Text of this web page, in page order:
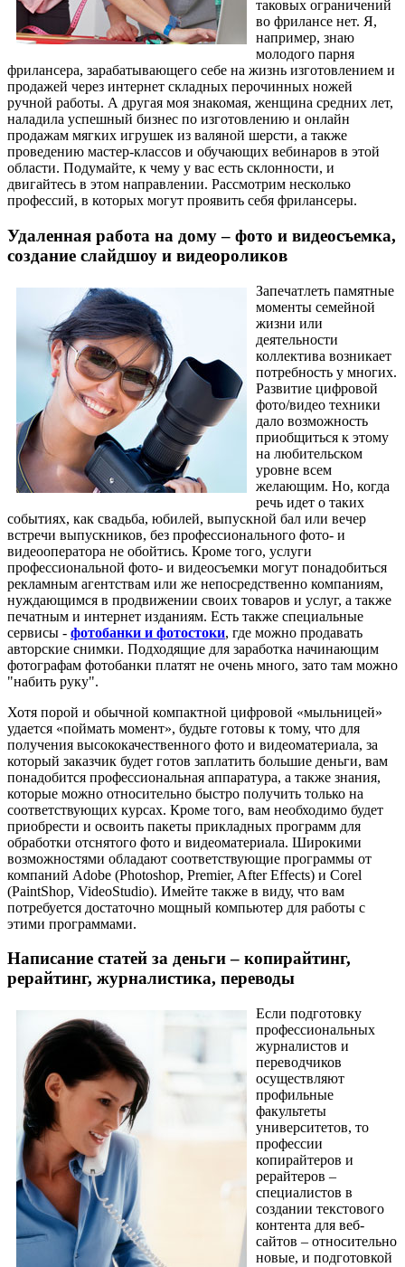
таковых ограничений
во фрилансе нет. Я,
например, знаю
молодого парня
фрилансера, зарабатывающего себе на жизнь изготовлением и
продажей через интернет складных перочинных ножей
ручной работы. А другая моя знакомая, женщина средних лет,
наладила успешный бизнес по изготовлению и онлайн
продажам мягких игрушек из валяной шерсти, а также
проведению мастер-классов и обучающих вебинаров в этой
области. Подумайте, к чему у вас есть склонности, и
двигайтесь в этом направлении. Рассмотрим несколько
профессий, в которых могут проявить себя фрилансеры.
Удаленная работа на дому – фото и видеосъемка,
создание слайдшоу и видеороликов
Запечатлеть памятные
моменты семейной
жизни или
деятельности
коллектива возникает
потребность у многих.
Развитие цифровой
фото/видео техники
дало возможность
приобщиться к этому
на любительском
уровне всем
желающим. Но, когда
речь идет о таких
событиях, как свадьба, юбилей, выпускной бал или вечер
встречи выпускников, без профессионального фото- и
видеооператора не обойтись. Кроме того, услуги
профессиональной фото- и видеосъемки могут понадобиться
рекламным агентствам или же непосредственно компаниям,
нуждающимся в продвижении своих товаров и услуг, а также
печатным и интернет изданиям. Есть также специальные
сервисы - фотобанки и фотостоки, где можно продавать
авторские снимки. Подходящие для заработка начинающим
фотографам фотобанки платят не очень много, зато там можно
"набить руку".
Хотя порой и обычной компактной цифровой «мыльницей»
удается «поймать момент», будьте готовы к тому, что для
получения высококачественного фото и видеоматериала, за
который заказчик будет готов заплатить большие деньги, вам
понадобится профессиональная аппаратура, а также знания,
которые можно относительно быстро получить только на
соответствующих курсах. Кроме того, вам необходимо будет
приобрести и освоить пакеты прикладных программ для
обработки отснятого фото и видеоматериала. Широкими
возможностями обладают соответствующие программы от
компаний Adobe (Photoshop, Premier, After Effects) и Corel
(PaintShop, VideoStudio). Имейте также в виду, что вам
потребуется достаточно мощный компьютер для работы с
этими программами.
Написание статей за деньги – копирайтинг,
рерайтинг, журналистика, переводы
Если подготовку
профессиональных
журналистов и
переводчиков
осуществляют
профильные
факультеты
университетов, то
профессии
копирайтеров и
рерайтеров –
специалистов в
создании текстового
контента для веб-
сайтов – относительно
новые, и подготовкой